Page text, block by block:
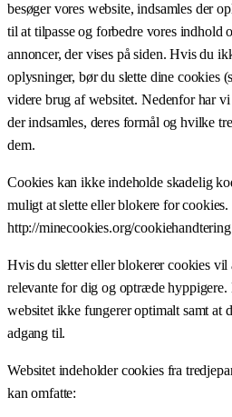
besøger vores website, indsamles der
til at tilpasse og forbedre vores indhold
annoncer, der vises på siden. Hvis du
oplysninger, bør du slette dine cookies
videre brug af websitet. Nedenfor har
der indsamles, deres formål og hvilke
dem.
Cookies kan ikke indeholde skadelig
muligt at slette eller blokere for
http://minecookies.org/cookiehandtering
Hvis du sletter eller blokerer cookies
relevante for dig og optræde hyppigere.
websitet ikke fungerer optimalt samt at
adgang til.
Websitet indeholder cookies fra
kan omfatte: